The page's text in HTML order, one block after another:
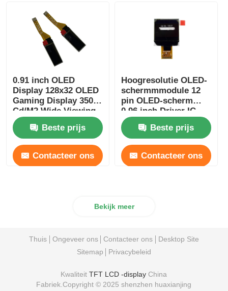
0.91 inch OLED
Display 128x32 OLED
Gaming Display 350
Cd/M2 Wide Viewing
Angle
Beste prijs
Contacteer ons
Hoogresolutie OLED-
schermmmodule 12
pin OLED-scherm
0,96 inch Driver IC
SSD1317
Beste prijs
Contacteer ons
Bekijk meer
Thuis Ongeveer ons Contacteer ons
Desktop Site
Sitemap
Privacybeleid
KwaliteitTFT LCD -display China
Fabriek.Copyright © 2025 shenzhen huaxianjing